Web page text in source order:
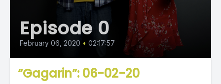
Episode 0
February 06, 2020 • 02:17:57
“Gagarin”: 06-02-20